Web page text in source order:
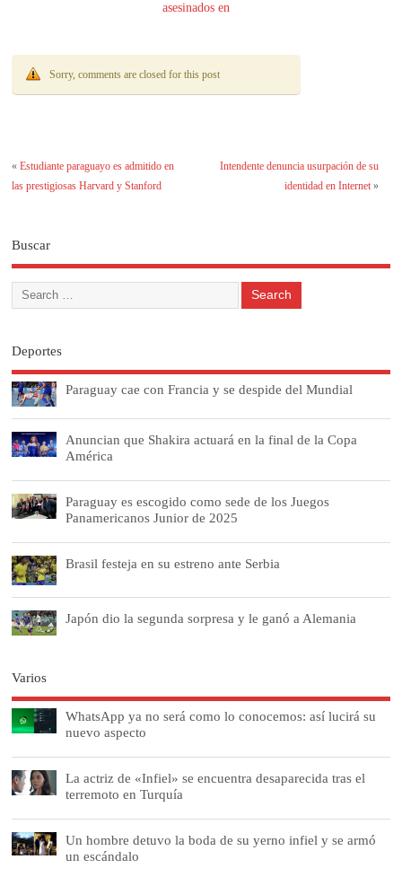
asesinados en
Sorry, comments are closed for this post
«Estudiante paraguayo es admitido en
las prestigiosas Harvard y Stanford
Intendente denuncia usurpación de su
identidad en Internet»
Buscar
Deportes
Paraguay cae con Francia y se despide del Mundial
Anuncian que Shakira actuará en la final de la Copa
América
Paraguay es escogido como sede de los Juegos
Panamericanos Junior de 2025
Brasil festeja en su estreno ante Serbia
Japón dio la segunda sorpresa y le ganó a Alemania
Varios
WhatsApp ya no será como lo conocemos: así lucirá su
nuevo aspecto
La actriz de «Infiel» se encuentra desaparecida tras el
terremoto en Turquía
Un hombre detuvo la boda de su yerno infiel y se armó
un escándalo